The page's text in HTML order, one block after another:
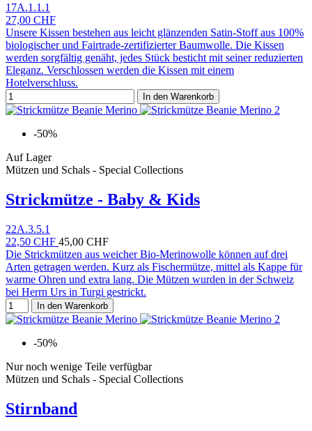
17A.1.1.1
27,00 CHF
Unsere Kissen bestehen aus leicht glänzenden Satin-Stoff aus 100%
biologischer und Fairtrade-zertifizierter Baumwolle. Die Kissen
werden sorgfältig genäht, jedes Stück besticht mit seiner reduzierten
Eleganz. Verschlossen werden die Kissen mit einem
Hotelverschluss.
In den Warenkorb
-50%
Auf Lager
Mützen und Schals - Special Collections
Strickmütze - Baby & Kids
22A.3.5.1
22,50 CHF 45,00 CHF
Die Strickmützen aus weicher Bio-Merinowolle können auf drei
Arten getragen werden. Kurz als Fischermütze, mittel als Kappe für
warme Ohren und extra lang. Die Mützen wurden in der Schweiz
bei Herrn Urs in Turgi gestrickt.
In den Warenkorb
-50%
Nur noch wenige Teile verfügbar
Mützen und Schals - Special Collections
Stirnband